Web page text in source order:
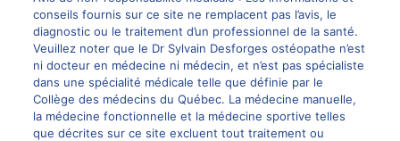
conseils fournis sur ce site ne remplacent pas l’avis, le
diagnostic ou le traitement d’un professionnel de la santé.
Veuillez noter que le Dr Sylvain Desforges ostéopathe n’est
ni docteur en médecine ni médecin, et n’est pas spécialiste
dans une spécialité médicale telle que définie par le
Collège des médecins du Québec. La médecine manuelle,
la médecine fonctionnelle et la médecine sportive telles
que décrites sur ce site excluent tout traitement ou